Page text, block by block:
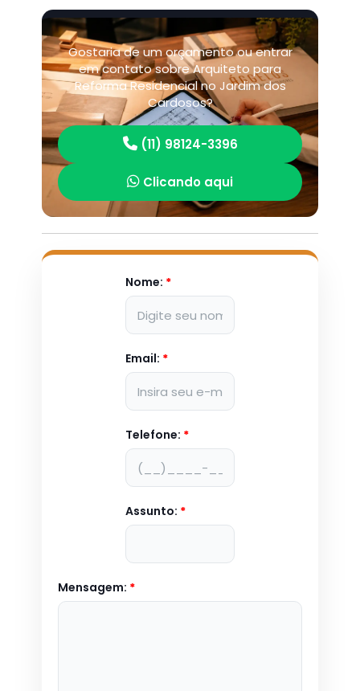
Gostaria de um orçamento ou entrar
em contato sobre Arquiteto para
Reforma Residencial no Jardim dos
Cardosos?
(11) 98124-3396
Clicando aqui
Nome: *
Email: *
Telefone: *
Assunto: *
Mensagem: *